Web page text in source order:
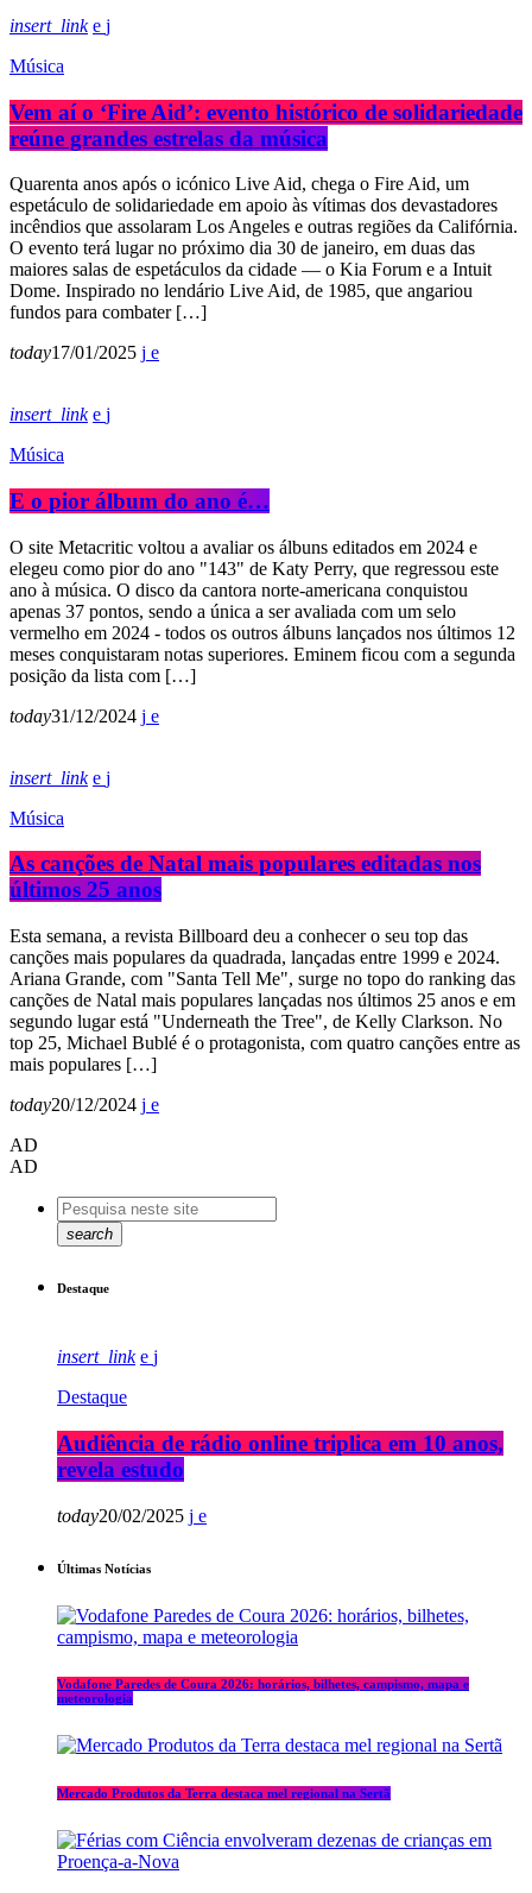
insert_link
Música
Vem aí o ‘Fire Aid’: evento histórico de solidariedade
reúne grandes estrelas da música
Quarenta anos após o icónico Live Aid, chega o Fire Aid, um
espetáculo de solidariedade em apoio às vítimas dos devastadores
incêndios que assolaram Los Angeles e outras regiões da Califórnia.
O evento terá lugar no próximo dia 30 de janeiro, em duas das
maiores salas de espetáculos da cidade — o Kia Forum e a Intuit
Dome. Inspirado no lendário Live Aid, de 1985, que angariou
fundos para combater […]
today17/01/2025
insert_link
Música
E o pior álbum do ano é…
O site Metacritic voltou a avaliar os álbuns editados em 2024 e
elegeu como pior do ano "143" de Katy Perry, que regressou este
ano à música. O disco da cantora norte-americana conquistou
apenas 37 pontos, sendo a única a ser avaliada com um selo
vermelho em 2024 - todos os outros álbuns lançados nos últimos 12
meses conquistaram notas superiores. Eminem ficou com a segunda
posição da lista com […]
today31/12/2024
insert_link
Música
As canções de Natal mais populares editadas nos
últimos 25 anos
Esta semana, a revista Billboard deu a conhecer o seu top das
canções mais populares da quadrada, lançadas entre 1999 e 2024.
Ariana Grande, com "Santa Tell Me", surge no topo do ranking das
canções de Natal mais populares lançadas nos últimos 25 anos e em
segundo lugar está "Underneath the Tree", de Kelly Clarkson. No
top 25, Michael Bublé é o protagonista, com quatro canções entre as
mais populares […]
today20/12/2024
AD
AD
search
Destaque
insert_link
Destaque
Audiência de rádio online triplica em 10 anos,
revela estudo
today20/02/2025
Últimas Notícias
Vodafone Paredes de Coura 2026: horários, bilhetes, campismo, mapa e
meteorologia
Mercado Produtos da Terra destaca mel regional na Sertã